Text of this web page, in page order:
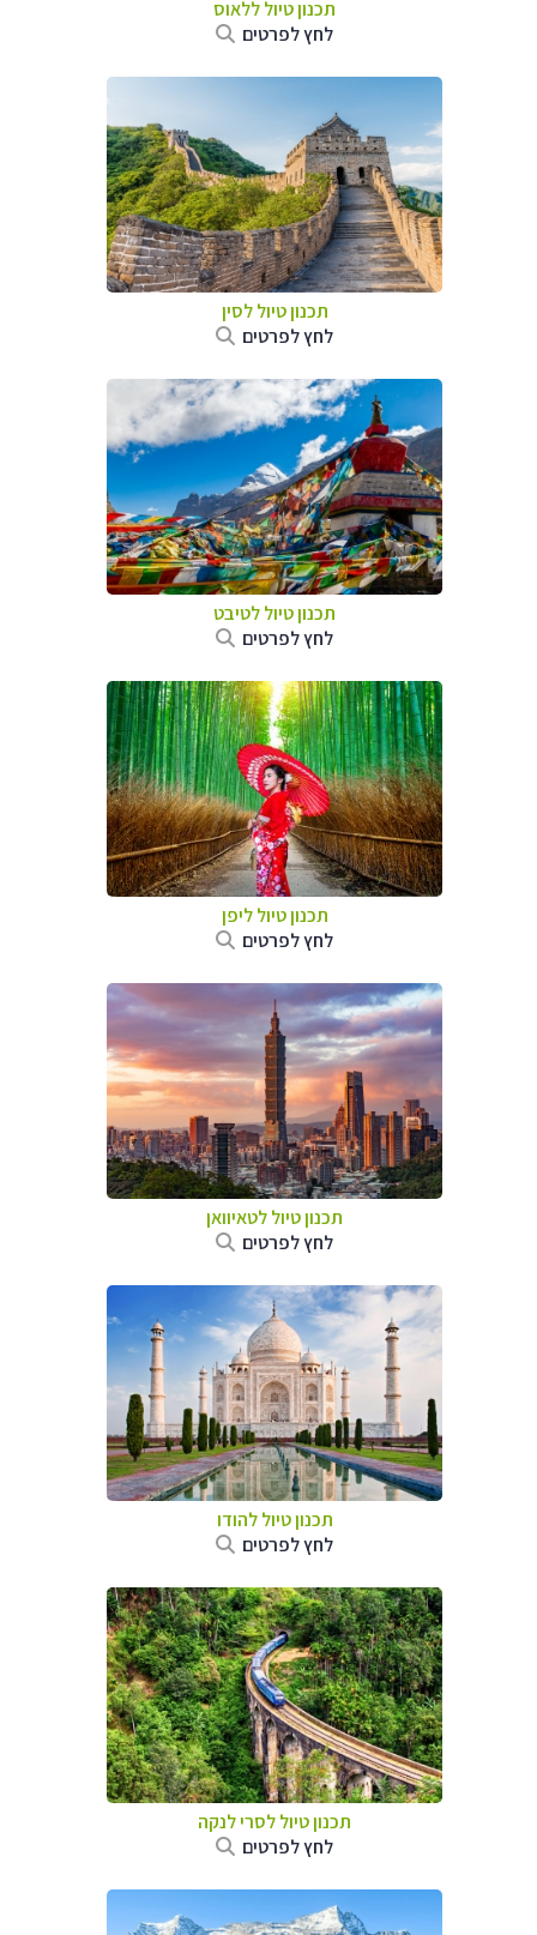
תכנון טיולללאוס
לחץ לפרטים
תכנון טיוללסין
לחץ לפרטים
תכנון טיוללטיבט
לחץ לפרטים
תכנון טיולליפן
לחץ לפרטים
תכנון טיוללטאיוואן
לחץ לפרטים
תכנון טיוללהודו
לחץ לפרטים
תכנון טיוללסרי לנקה
לחץ לפרטים